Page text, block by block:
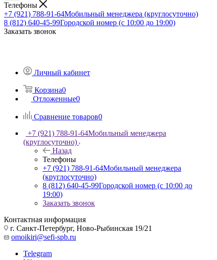
Телефоны
+7 (921) 788-91-64Мобильный менеджера (круглосуточно)
8 (812) 640-45-99Городской номер (с 10:00 до 19:00)
Заказать звонок
Личный кабинет
Корзина0
Отложенные0
Сравнение товаров0
+7 (921) 788-91-64Мобильный менеджера
(круглосуточно)
Назад
Телефоны
+7 (921) 788-91-64Мобильный менеджера
(круглосуточно)
8 (812) 640-45-99Городской номер (с 10:00 до
19:00)
Заказать звонок
Контактная информация
г. Санкт-Петербург, Ново-Рыбинская 19/21
omoikiri@sefi-spb.ru
Telegram